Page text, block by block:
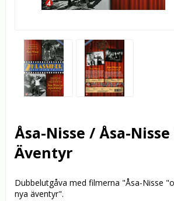
Åsa-Nisse / Åsa-Nisse
Äventyr
Dubbelutgåva med filmerna "Åsa-Nisse
nya äventyr".